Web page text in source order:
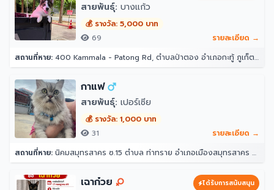
สายพันธุ์: บางแก้ว
💰 รางวัล: 5,000 บาท
69
รายละเอียด →
สถานที่หาย: 400 Kammala - Patong Rd, ตำบลป่าตอง อำเภอกะทู้ ภูเก็ต 83150 โรงแรมอินโดจีนรีสอร์ท - ตาลิมารีสอร์ท
กาแฟ
สายพันธุ์: เปอร์เซีย
💰 รางวัล: 1,000 บาท
31
รายละเอียด →
สถานที่หาย: นิคมสมุทรสาคร ซ.15 ตำบล ท่าทราย อำเภอเมืองสมุทรสาคร สมุทรสาคร 74000
เฉาก๋วย ได้รับการสนับสนุน